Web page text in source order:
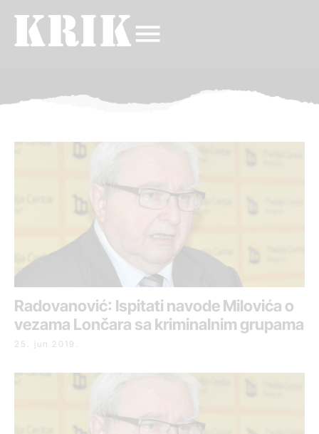
Radovanović: Ispitati navode Milovića o
vezama Lončara sa kriminalnim grupama
25. jun 2019.